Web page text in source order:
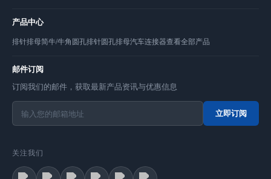
产品中心
排针排母简牛/牛角圆孔排针圆孔排母汽车连接器查看全部产品
邮件订阅
订阅我们的邮件，获取最新产品资讯与优惠信息
立即订阅
关注我们